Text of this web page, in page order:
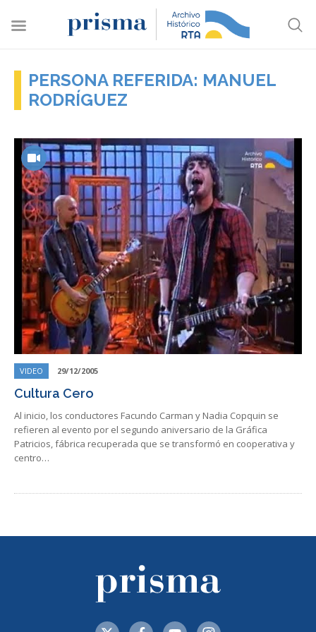
PERSONA REFERIDA: MANUEL
RODRÍGUEZ
VIDEO 29/12/2005
Cultura Cero
Al inicio, los conductores Facundo Carman y Nadia Copquin se
refieren al evento por el segundo aniversario de la Gráfica
Patricios, fábrica recuperada que se transformó en cooperativa y
centro…